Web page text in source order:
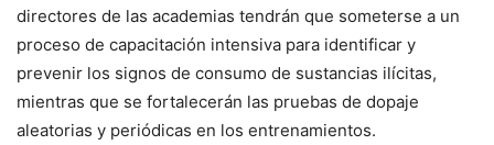
directores de las academias tendrán que someterse a un
proceso de capacitación intensiva para identificar y
prevenir los signos de consumo de sustancias ilícitas,
mientras que se fortalecerán las pruebas de dopaje
aleatorias y periódicas en los entrenamientos.